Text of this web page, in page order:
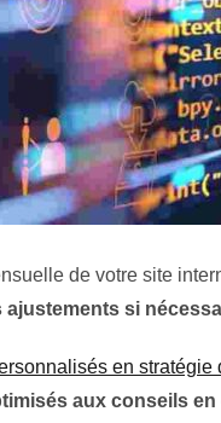
de votre site
si
en stratégie
aux conseils